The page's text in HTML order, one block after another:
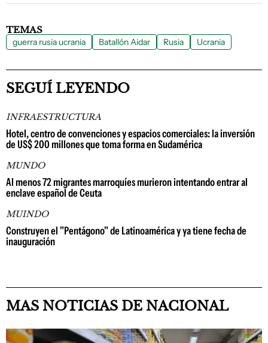
TEMAS
guerra rusia ucrania Batallón Aidar Rusia Ucrania
SEGUÍ LEYENDO
INFRAESTRUCTURA
Hotel, centro de convenciones y espacios comerciales: la inversión
de US$ 200 millones que toma forma en Sudamérica
MUNDO
Al menos 72 migrantes marroquíes murieron intentando entrar al
enclave español de Ceuta
MUINDO
Construyen el "Pentágono" de Latinoamérica y ya tiene fecha de
inauguración
MAS NOTICIAS DE NACIONAL